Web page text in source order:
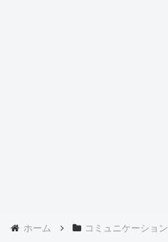
ホーム コミュニケーション